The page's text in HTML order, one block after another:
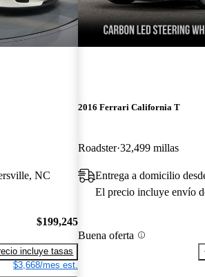
NC
$199,245
incluye tasas
$3,668/mes est.
2016 Ferrari California T
Roadster 32,499 millas
Entrega a domicilio
El precio incluye envío
Buena oferta